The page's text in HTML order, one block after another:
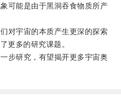
能是由于黑洞吞食物质所产
宇宙的本质产生更深的探索
更多的研究课题。
研究，有望揭开更多宇宙奥